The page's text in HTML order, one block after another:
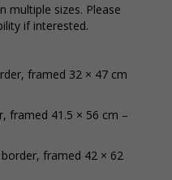
multiple sizes. Please
if interested.
framed 32 × 47 cm
framed 41.5 × 56 cm –
framed 42 × 62